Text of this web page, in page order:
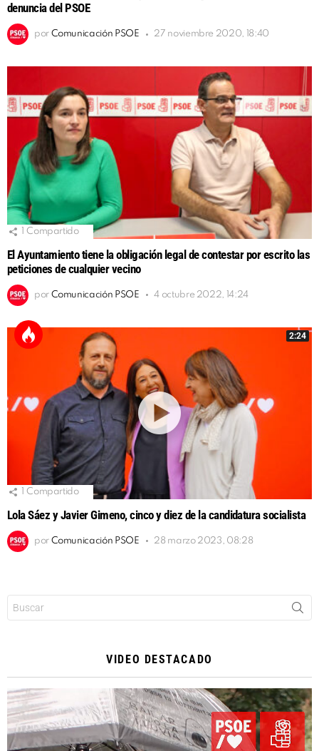
denuncia del PSOE
por Comunicación PSOE 27 noviembre 2020, 18:40
Compartido
El Ayuntamiento tiene la obligación legal de contestar por escrito las
peticiones de cualquier vecino
por Comunicación PSOE 4 octubre 2022, 14:24
2:24
Compartido
Lola Sáez y Javier Gimeno, cinco y diez de la candidatura socialista
por Comunicación PSOE 28 marzo 2023, 08:28
VIDEO DESTACADO
Reproductor
de
vídeo